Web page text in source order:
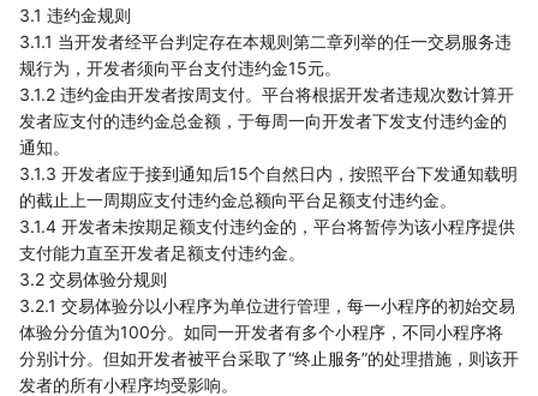
3.1 违约金规则
3.1.1 当开发者经平台判定存在本规则第二章列举的任一交易服务违
规行为，开发者须向平台支付违约金15元。
3.1.2 违约金由开发者按周支付。平台将根据开发者违规次数计算开
发者应支付的违约金总金额，于每周一向开发者下发支付违约金的
通知。
3.1.3 开发者应于接到通知后15个自然日内，按照平台下发通知载明
的截止上一周期应支付违约金总额向平台足额支付违约金。
3.1.4 开发者未按期足额支付违约金的，平台将暂停为该小程序提供
支付能力直至开发者足额支付违约金。
3.2 交易体验分规则
3.2.1 交易体验分以小程序为单位进行管理，每一小程序的初始交易
体验分分值为100分。如同一开发者有多个小程序，不同小程序将
分别计分。但如开发者被平台采取了“终止服务”的处理措施，则该开
发者的所有小程序均受影响。